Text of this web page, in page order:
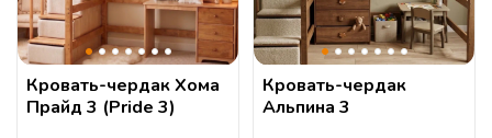
Кровать-чердак Хома
Прайд 3 (Pride 3)
Кровать-чердак
Альпина 3